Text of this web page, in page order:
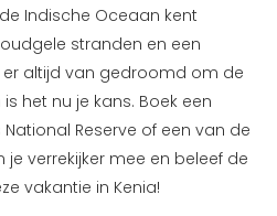
Indische Oceaan kent
stranden en een
er altijd van gedroomd om de
het nu je kans. Boek een
Reserve of een van de
verrekijker mee en beleef de
vakantie in Kenia!